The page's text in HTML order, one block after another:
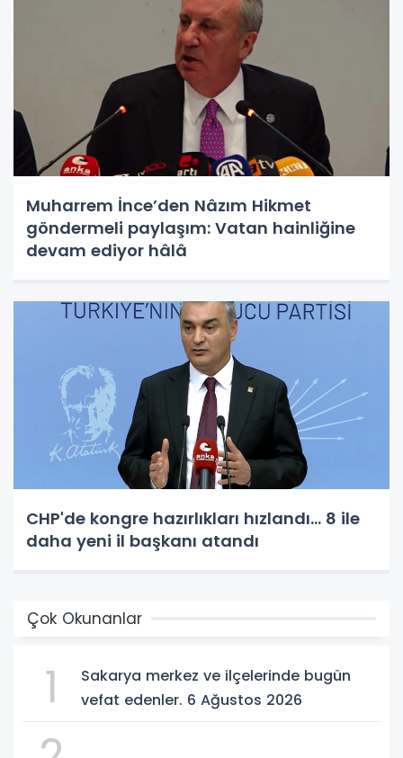
Muharrem İnce’den Nâzım Hikmet
göndermeli paylaşım: Vatan hainliğine
devam ediyor hâlâ
CHP'de kongre hazırlıkları hızlandı... 8 ile
daha yeni il başkanı atandı
Çok Okunanlar
1
Sakarya merkez ve ilçelerinde bugün
vefat edenler. 6 Ağustos 2026